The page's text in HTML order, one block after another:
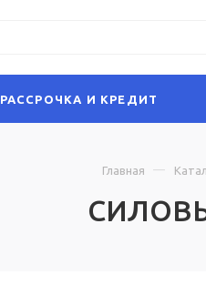
РАССРОЧКА И КРЕДИТ
Главная